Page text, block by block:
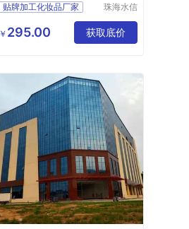
贴牌加工化妆品厂家
odm化妆品代加工
珠海水信
有限公司
￥ 295.00 获取底价